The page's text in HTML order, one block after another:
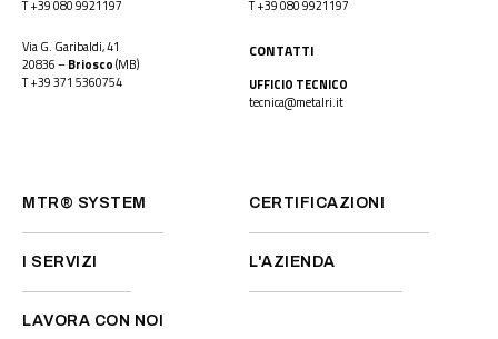
T+39 080 9921197 T+39 080 9921197
Via G. Garibaldi, 41
20836 –Briosco(MB)
T+39 371 5360754
CONTATTI
UFFICIO TECNICO
tecnica@metalri.it
MTR® SYSTEM CERTIFICAZIONI
I SERVIZI L'AZIENDA
LAVORA CON NOI